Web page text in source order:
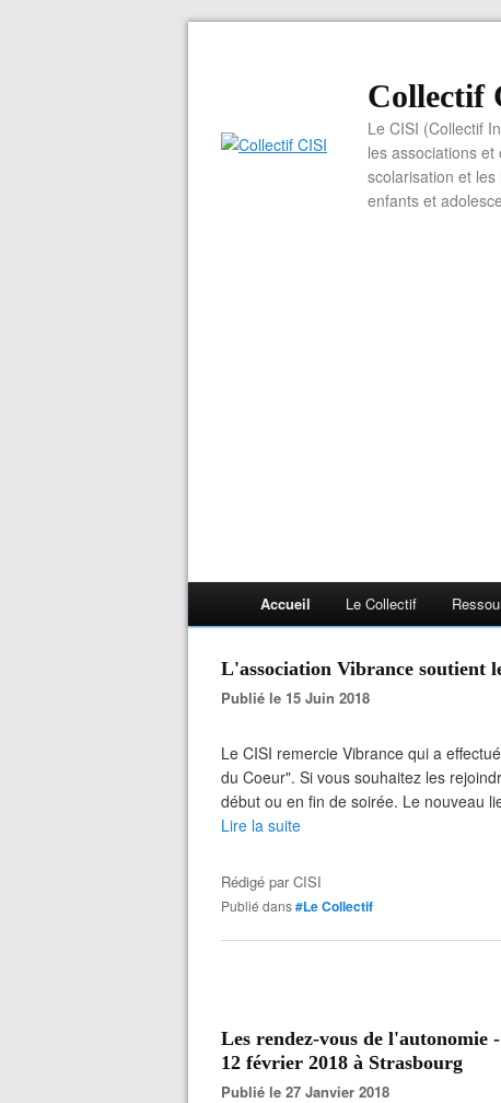
Collectif
Le CISI (Collectif
les associations
scolarisation et
enfants et
Accueil Le Collectif
L'association Vibrance soutient
Publié le 15 Juin 2018
Le CISI remercie Vibrance qui a
du Coeur". Si vous souhaitez les
début ou en fin de soirée. Le nouveau
Lire la suite
Rédigé parCISI
Publié dans#Le Collectif
Les rendez-vous de l'autonomie
12 février 2018 à Strasbourg
Publié le 27 Janvier 2018